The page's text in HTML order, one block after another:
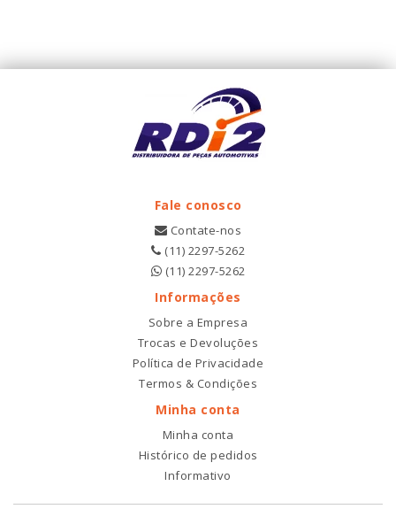
Fale conosco
Contate-nos
(11) 2297-5262
(11) 2297-5262
Informações
Sobre a Empresa
Trocas e Devoluções
Política de Privacidade
Termos & Condições
Minha conta
Minha conta
Histórico de pedidos
Informativo